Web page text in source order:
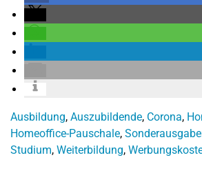
Ausbildung, Auszubildende, Corona,
Homeoffice-Pauschale,
Studium, Weiterbildung,